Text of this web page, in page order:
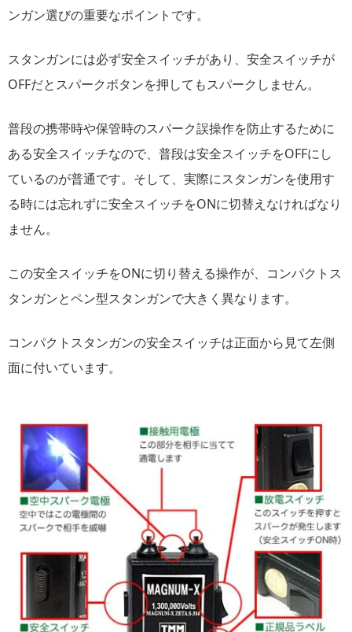
ンガン選びの重要なポイントです。
スタンガンには必ず安全スイッチがあり、安全スイッチが
OFFだとスパークボタンを押してもスパークしません。
普段の携帯時や保管時のスパーク誤操作を防止するために
ある安全スイッチなので、普段は安全スイッチをOFFにし
ているのが普通です。そして、実際にスタンガンを使用す
る時には忘れずに安全スイッチをONに切替えなければなり
ません。
この安全スイッチをONに切り替える操作が、コンパクトス
タンガンとペン型スタンガンで大きく異なります。
コンパクトスタンガンの安全スイッチは正面から見て左側
面に付いています。